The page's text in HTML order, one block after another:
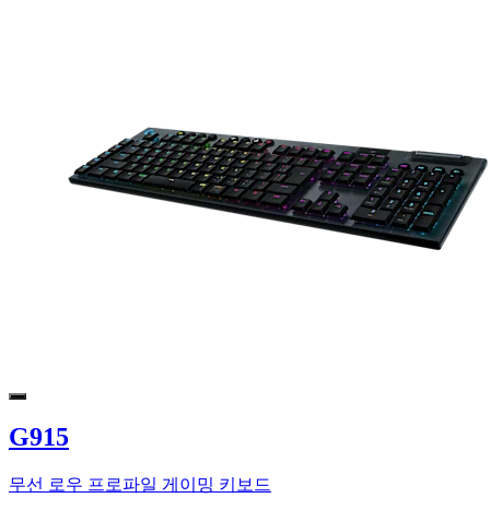
G915
무선 로우 프로파일 게이밍 키보드